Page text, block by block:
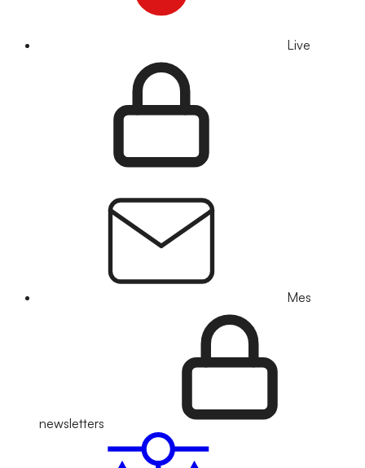
Live
Mes
newsletters